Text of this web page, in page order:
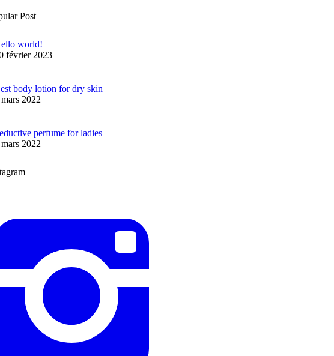
Post
world!
février 2023
body lotion for dry skin
2022
perfume for ladies
2022